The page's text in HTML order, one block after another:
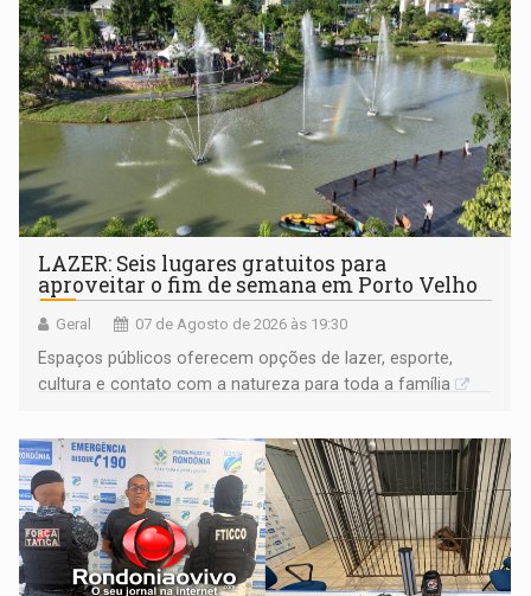
LAZER: Seis lugares gratuitos para
aproveitar o fim de semana em Porto Velho
Geral 07 de Agosto de 2026 às 19:30
Espaços públicos oferecem opções de lazer, esporte,
cultura e contato com a natureza para toda a família